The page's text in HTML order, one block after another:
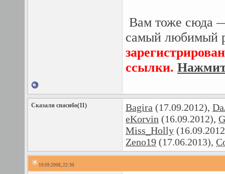
Вам тоже сюда
самый любимый
ссылки.
Сказали спасибо(11) Bagira (17.09.2012),
eKorvin (16.09.2012),
Miss_Holly
Zeno19 (17.06.2013),
19.09.2008, 22:30